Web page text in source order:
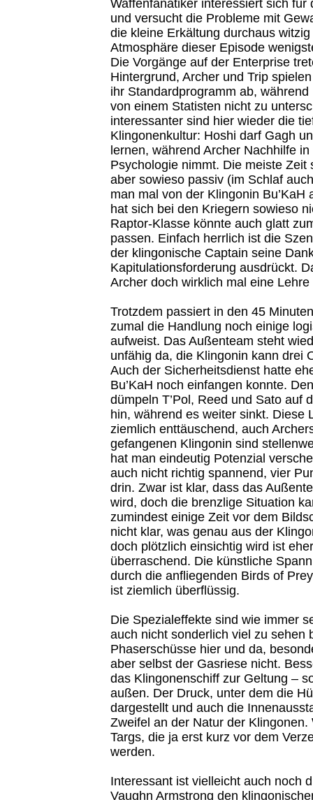
Waffenfanatiker interessiert sich für
und versucht die Probleme mit
die kleine Erkältung durchaus
Atmosphäre dieser Episode
Die Vorgänge auf der Enterprise
Hintergrund, Archer und Trip
ihr Standardprogramm ab,
von einem Statisten nicht zu
interessanter sind hier wieder die
Klingonenkultur: Hoshi darf Gagh
lernen, während Archer Nachhilfe
Psychologie nimmt. Die meiste Zeit
aber sowieso passiv (im Schlaf
man mal von der Klingonin Bu’KaH
hat sich bei den Kriegern sowieso
Raptor-Klasse könnte auch glatt
passen. Einfach herrlich ist die
der klingonische Captain seine
Kapitulationsforderung ausdrückt.
Archer doch wirklich mal eine Lehre
Trotzdem passiert in den 45
zumal die Handlung noch einige
aufweist. Das Außenteam steht
unfähig da, die Klingonin kann drei
Auch der Sicherheitsdienst hatte
Bu’KaH noch einfangen konnte.
dümpeln T’Pol, Reed und Sato auf
hin, während es weiter sinkt. Diese
ziemlich enttäuschend, auch
gefangenen Klingonin sind
hat man eindeutig Potenzial
auch nicht richtig spannend, vier
drin. Zwar ist klar, dass das
wird, doch die brenzlige Situation
zumindest einige Zeit vor dem
nicht klar, was genau aus der
doch plötzlich einsichtig wird ist
überraschend. Die künstliche
durch die anfliegenden Birds of
ist ziemlich überflüssig.
Die Spezialeffekte sind wie immer
auch nicht sonderlich viel zu sehen
Phaserschüsse hier und da,
aber selbst der Gasriese nicht.
das Klingonenschiff zur Geltung –
außen. Der Druck, unter dem die
dargestellt und auch die
Zweifel an der Natur der Klingonen.
Targs, die ja erst kurz vor dem
werden.
Interessant ist vielleicht auch noch
Vaughn Armstrong den